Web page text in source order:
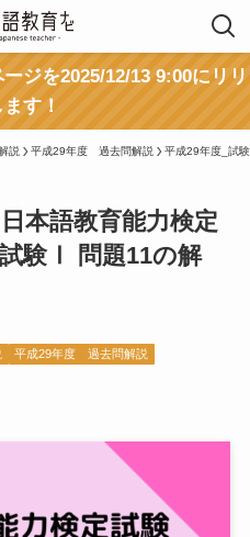
ジを2025/12/13 9:00にリリ
す！
説 平成29年度 過去問解説 平成29年度_試
日本語教育能力検定
験Ⅰ 問題11の解
平成29年度 過去問解説